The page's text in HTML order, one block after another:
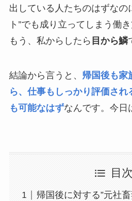
出している人たちのはずなの
ト”でも成り立ってしまう働
もう、私からしたら 目から鱗
結論から言うと、 帰国後も家
ら、仕事もしっかり評価され
も可能なはずなんです。今日
目次
帰国後に対する”元社